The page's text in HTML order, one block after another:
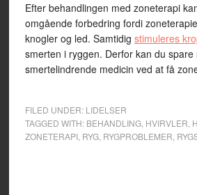
Efter behandlingen med zoneterapi
omgående forbedring fordi
knogler og led. Samtidig stimuleres
smerten i ryggen. Derfor kan du spare
smertelindrende medicin ved at få
FILED UNDER: LIDELSER
TAGGED WITH: BEHANDLING, HVIRVLER
ZONETERAPI, RYG, RYGPROBLEMER